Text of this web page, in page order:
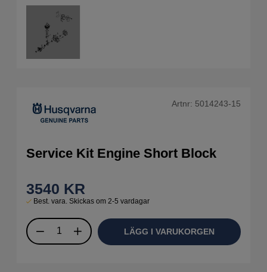
Artnr: 5014243-15
Service Kit Engine Short Block
3540 KR
Best. vara. Skickas om 2-5 vardagar
LÄGG I VARUKORGEN